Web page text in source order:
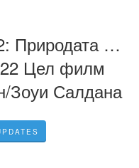
Природата на
Цел филм
Зоуи Салдана